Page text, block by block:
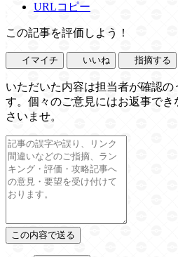
URLコピー
この記事を評価しよう！
イマイチ いいね 指摘する
いただいた内容は担当者が確認の
す。個々のご意見にはお返事で
さいませ。